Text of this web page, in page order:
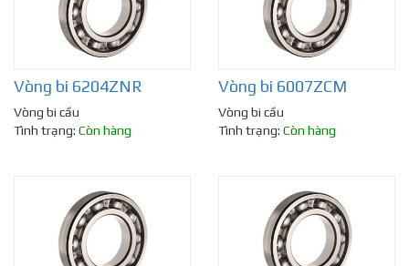
Vòng bi 6204ZNR
Vòng bi cầu
Tình trạng: Còn hàng
Vòng bi 6007ZCM
Vòng bi cầu
Tình trạng: Còn hàng